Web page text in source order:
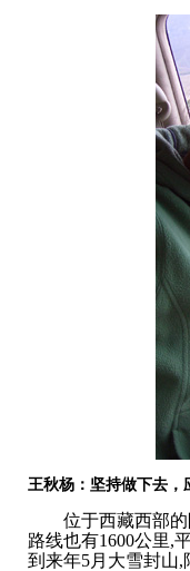
王秋杨：坚持做下去，
位于西藏西部的
路线也有1600公里,
到来年5月大雪封山